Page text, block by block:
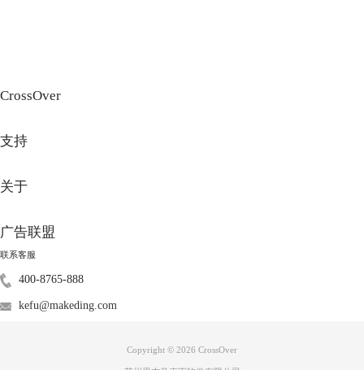
安装完成后，我们可以在菜单底栏的启动台中看到Crossover软件。此时单
CrossOver
支持
关于
广告联盟
联系客服
400-8765-888
kefu@makeding.com
Copyright © 2026 CrossOver